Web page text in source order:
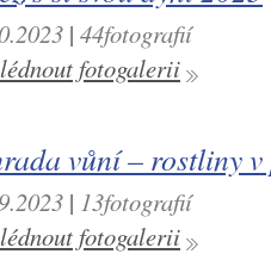
| 44fotografií
fotogalerii
vůní – rostliny v
| 13fotografií
fotogalerii